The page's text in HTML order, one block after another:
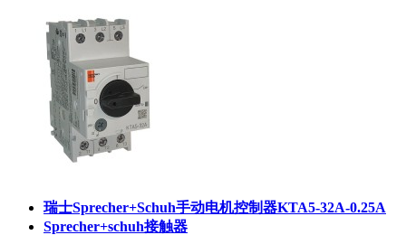
瑞士Sprecher+Schuh手动电机控制器KTA5-32A-0.25A
Sprecher+schuh接触器